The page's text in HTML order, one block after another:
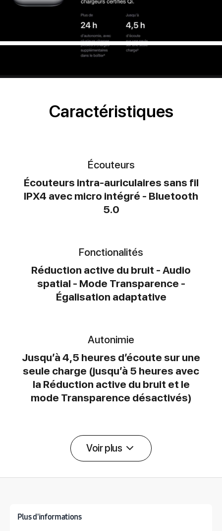
Caractéristiques
Écouteurs
Écouteurs intra-auriculaires sans fil
IPX4 avec micro intégré - Bluetooth
5.0
Fonctionalités
Réduction active du bruit - Audio
spatial - Mode Transparence -
Égalisation adaptative
Autonimie
Jusqu’à 4,5 heures d’écoute sur une
seule charge (jusqu’à 5 heures avec
la Réduction active du bruit et le
mode Transparence désactivés)
Voir plus
Plus d'informations